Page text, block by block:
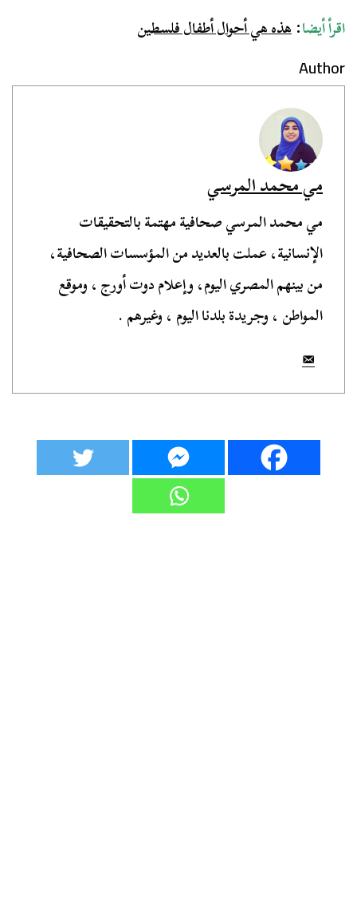
اقرأ أيضا:هذه هي أحوال أطفال فلسطين
Author
مي محمد المرسي
مي محمد المرسي صحافية مهتمة بالتحقيقات
الإنسانية، عملت بالعديد من المؤسسات الصحافية،
من بينهم المصري اليوم، وإعلام دوت أورج ، وموقع
المواطن ، وجريدة بلدنا اليوم ، وغيرهم .